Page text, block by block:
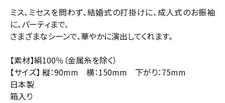
ミス、ミセスを問わず、結婚式の打掛けに、成人式のお振袖
に、パーティまで、
さまざまなシーンで、華やかに演出してくれます。
【素材】絹100％（金属糸を除く）
【サイズ】 縦：90mm 横：150mm 下がり：75mm
日本製
箱入り